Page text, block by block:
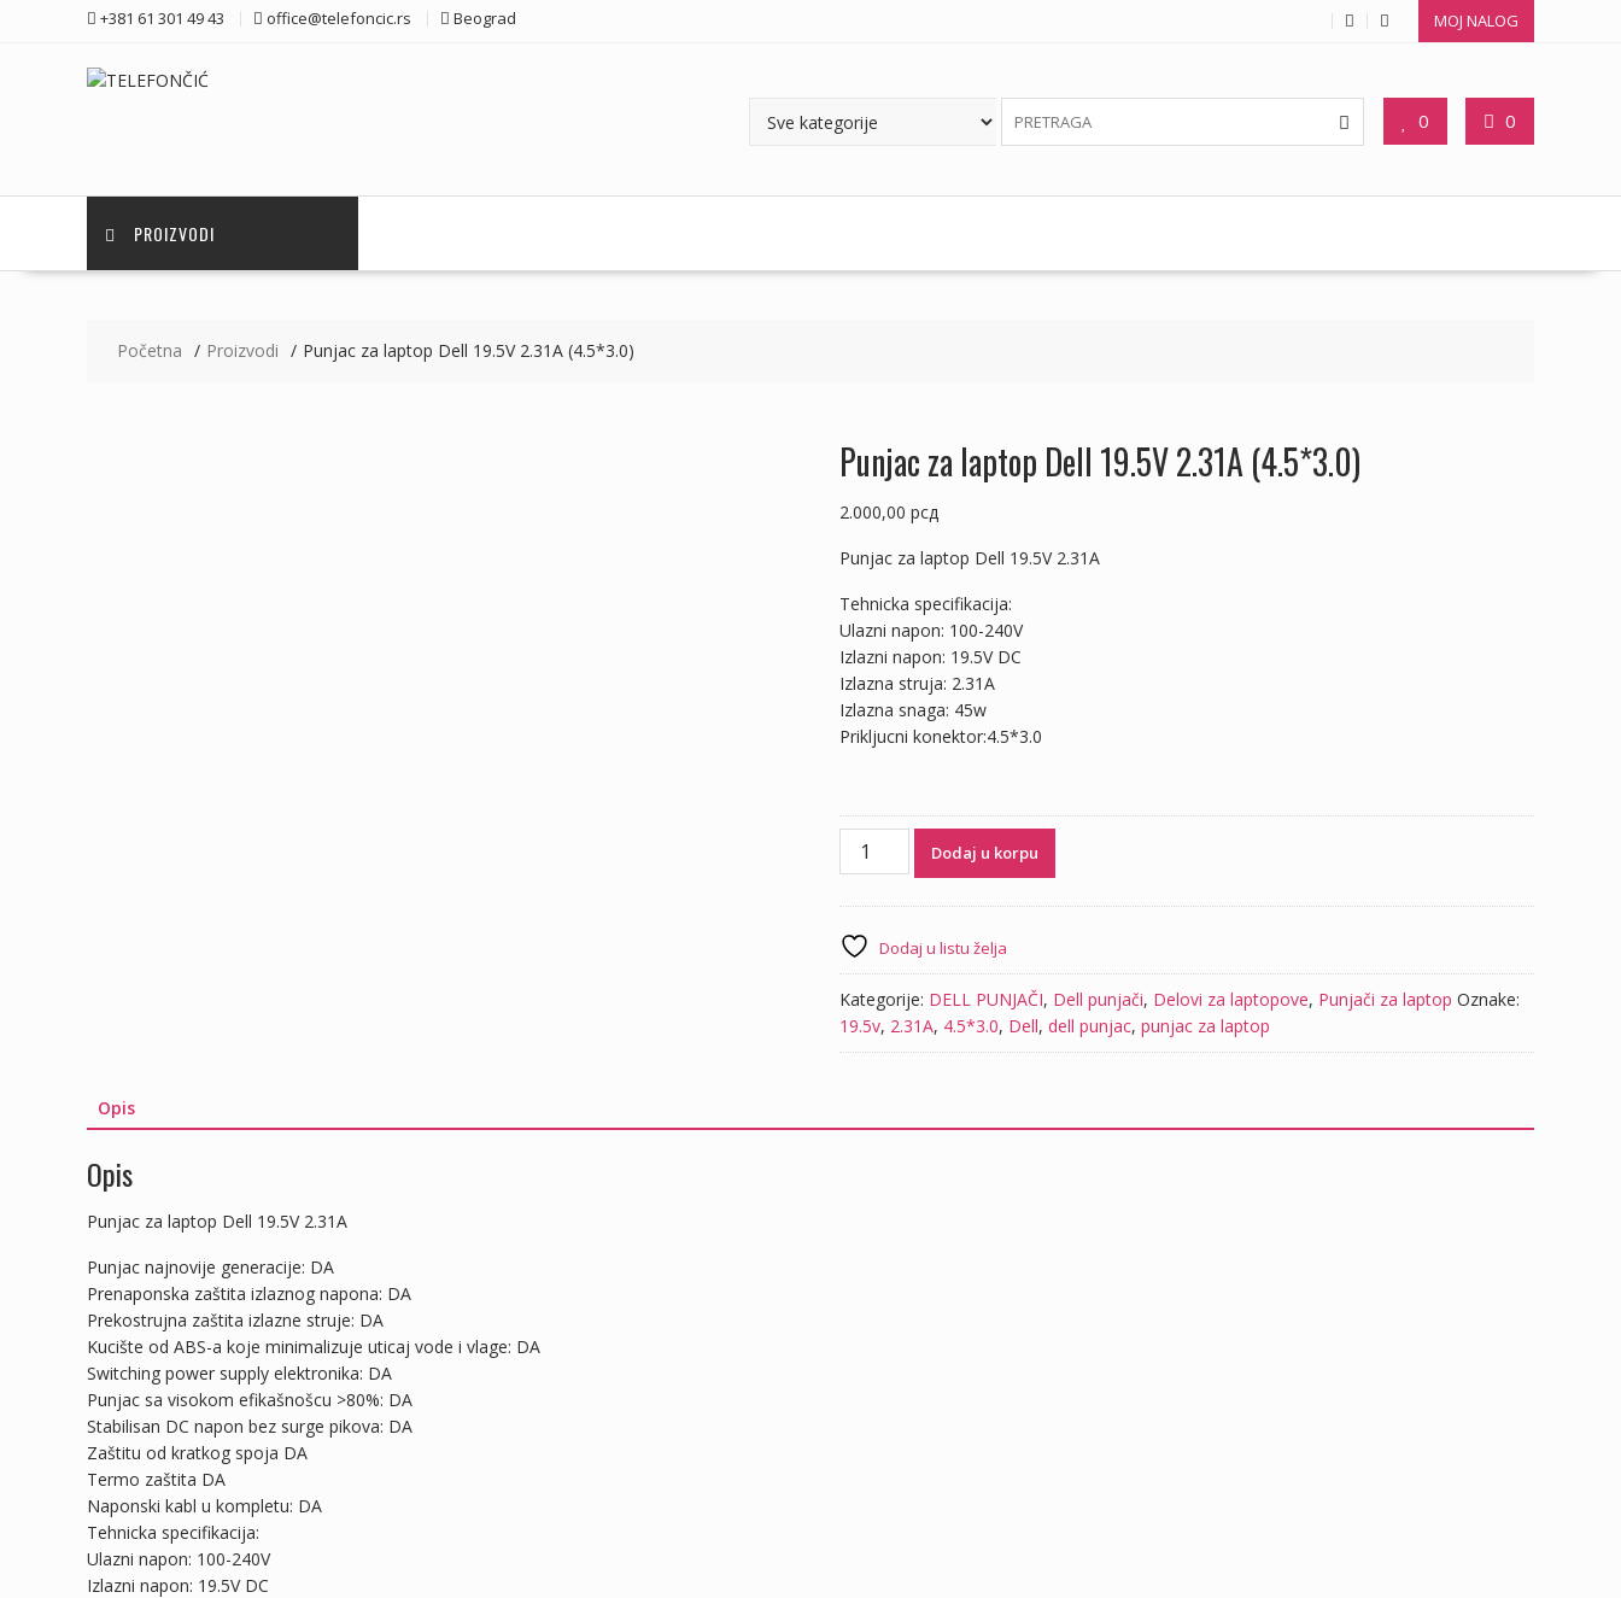
+381 61 301 49 43 office@telefoncic.rs Beograd MOJ NALOG
0 0
PROIZVODI
Početna Proizvodi Punjac za laptop Dell 19.5V 2.31A (4.5*3.0)
Punjac za laptop Dell 19.5V 2.31A (4.5*3.0)
2.000,00 рсд
Punjac za laptop Dell 19.5V 2.31A
Tehnicka specifikacija:
Ulazni napon: 100-240V
Izlazni napon: 19.5V DC
Izlazna struja: 2.31A
Izlazna snaga: 45w
Prikljucni konektor:4.5*3.0
Punjac
19.5V
2.31A
(4.5*3.0)
količina
Dodaj u korpu
Dodaj u listu želja
Kategorije: DELL PUNJAČI, Dell punjači, Delovi za laptopove, Punjači za laptop Oznake:
19.5v, 2.31A, 4.5*3.0, Dell, dell punjac, punjac za laptop
Opis
Opis
Punjac za laptop Dell 19.5V 2.31A
Punjac najnovije generacije: DA
Prenaponska zaštita izlaznog napona: DA
Prekostrujna zaštita izlazne struje: DA
Kucište od ABS-a koje minimalizuje uticaj vode i vlage: DA
Switching power supply elektronika: DA
Punjac sa visokom efikašnošcu >80%: DA
Stabilisan DC napon bez surge pikova: DA
Zaštitu od kratkog spoja DA
Termo zaštita DA
Naponski kabl u kompletu: DA
Tehnicka specifikacija:
Ulazni napon: 100-240V
Izlazni napon: 19.5V DC